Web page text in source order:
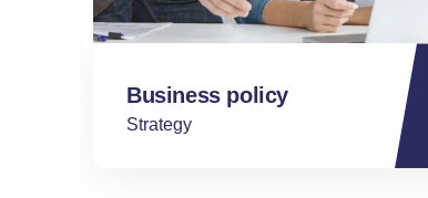
Business policy
Strategy